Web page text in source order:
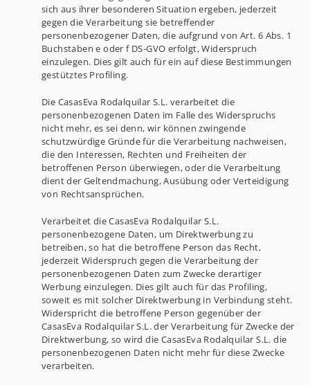
sich aus ihrer besonderen Situation ergeben, jederzeit
gegen die Verarbeitung sie betreffender
personenbezogener Daten, die aufgrund von Art. 6 Abs. 1
Buchstaben e oder f DS-GVO erfolgt, Widerspruch
einzulegen. Dies gilt auch für ein auf diese Bestimmungen
gestütztes Profiling.
Die CasasEva Rodalquilar S.L. verarbeitet die
personenbezogenen Daten im Falle des Widerspruchs
nicht mehr, es sei denn, wir können zwingende
schutzwürdige Gründe für die Verarbeitung nachweisen,
die den Interessen, Rechten und Freiheiten der
betroffenen Person überwiegen, oder die Verarbeitung
dient der Geltendmachung, Ausübung oder Verteidigung
von Rechtsansprüchen.
Verarbeitet die CasasEva Rodalquilar S.L.
personenbezogene Daten, um Direktwerbung zu
betreiben, so hat die betroffene Person das Recht,
jederzeit Widerspruch gegen die Verarbeitung der
personenbezogenen Daten zum Zwecke derartiger
Werbung einzulegen. Dies gilt auch für das Profiling,
soweit es mit solcher Direktwerbung in Verbindung steht.
Widerspricht die betroffene Person gegenüber der
CasasEva Rodalquilar S.L. der Verarbeitung für Zwecke der
Direktwerbung, so wird die CasasEva Rodalquilar S.L. die
personenbezogenen Daten nicht mehr für diese Zwecke
verarbeiten.